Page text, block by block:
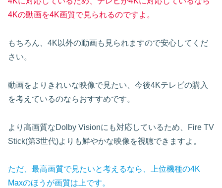
4Kの動画を4K画質で見られるのですよ。
もちろん、4K以外の動画も見られますので安心してくだ
さい。
動画をよりきれいな映像で見たい、今後4Kテレビの購入
を考えているのならおすすめです。
より高画質なDolby Visionにも対応しているため、Fire TV
Stick(第3世代)よりも鮮やかな映像を視聴できますよ。
ただ、最高画質で見たいと考えるなら、上位機種の4K
Maxのほうが画質は上です。